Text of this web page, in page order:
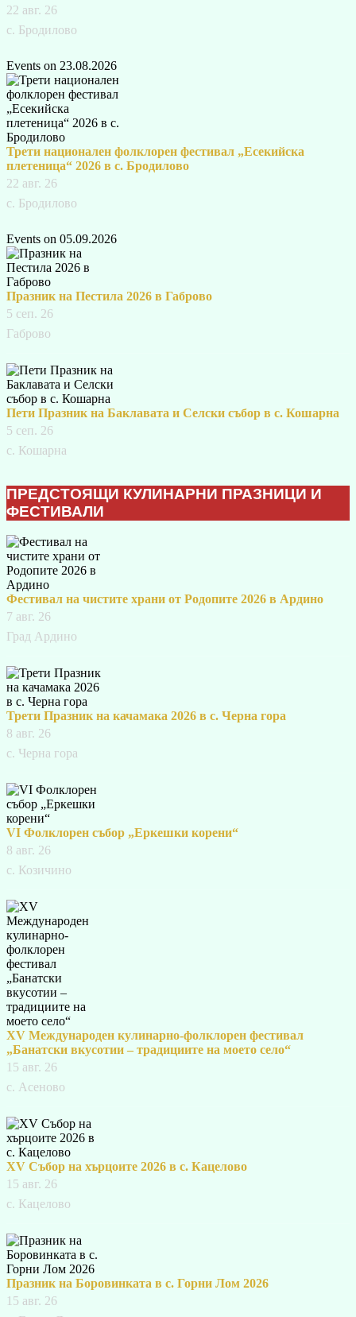
22 авг. 26
с. Бродилово
Events on 23.08.2026
Трети национален фолклорен фестивал „Есекийска
плетеница“ 2026 в с. Бродилово
22 авг. 26
с. Бродилово
Events on 05.09.2026
Празник на Пестила 2026 в Габрово
5 сеп. 26
Габрово
Пети Празник на Баклавата и Селски събор в с. Кошарна
5 сеп. 26
с. Кошарна
ПРЕДСТОЯЩИ КУЛИНАРНИ ПРАЗНИЦИ И
ФЕСТИВАЛИ
Фестивал на чистите храни от Родопите 2026 в Ардино
7 авг. 26
Град Ардино
Трети Празник на качамака 2026 в с. Черна гора
8 авг. 26
с. Черна гора
VI Фолклорен събор „Еркешки корени“
8 авг. 26
с. Козичино
XV Международен кулинарно-фолклорен фестивал
„Банатски вкусотии – традициите на моето село“
15 авг. 26
с. Асеново
XV Събор на хърцоите 2026 в с. Кацелово
15 авг. 26
с. Кацелово
Празник на Боровинката в с. Горни Лом 2026
15 авг. 26